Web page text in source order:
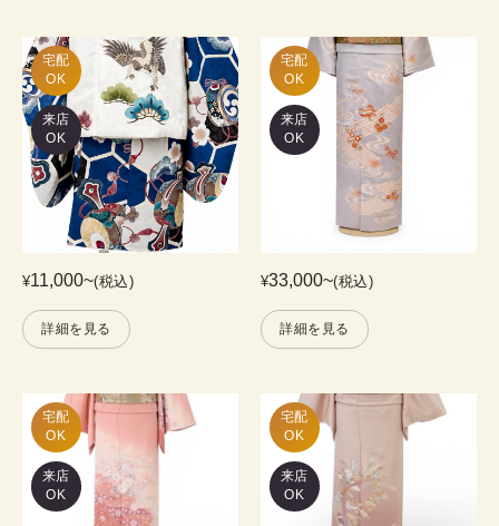
宅配
OK
来店
OK
¥11,000~(税込)
詳細を見る
宅配
OK
来店
OK
¥33,000~(税込)
詳細を見る
宅配
OK
来店
OK
宅配
OK
来店
OK